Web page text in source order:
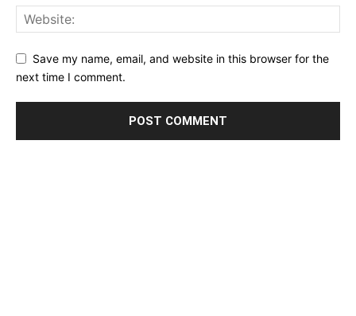
Save my name, email, and website in this browser for the
next time I comment.